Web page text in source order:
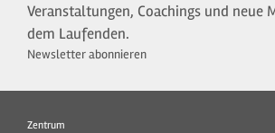
Veranstaltungen, Coachings und neue
dem Laufenden.
Newsletter abonnieren
Zentrum